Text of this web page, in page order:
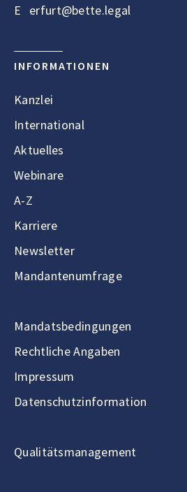
E erfurt@bette.legal
INFORMATIONEN
Kanzlei
International
Aktuelles
Webinare
A-Z
Karriere
Newsletter
Mandantenumfrage
Mandatsbedingungen
Rechtliche Angaben
Impressum
Datenschutzinformation
Qualitätsmanagement